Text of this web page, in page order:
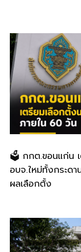
🗳️ กกต.ขอนแก่น เ
อบจ.ใหม่ทั้งกระด
ผลเลือกตั้ง